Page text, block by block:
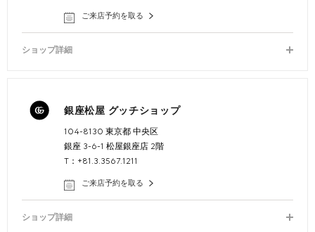
ご来店予約を取る
ショップ詳細
銀座松屋 グッチショップ
104-8130 東京都 中央区
銀座 3-6-1 松屋銀座店 2階
T：+81.3.3567.1211
ご来店予約を取る
ショップ詳細